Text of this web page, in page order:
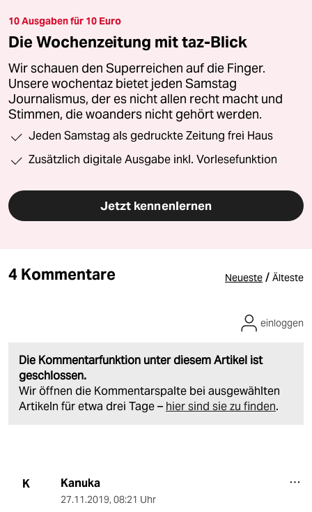
10 Ausgaben für 10 Euro
Die Wochenzeitung mit taz-Blick
Wir schauen den Superreichen auf die Finger.
Unsere wochentaz bietet jeden Samstag
Journalismus, der es nicht allen recht macht und
Stimmen, die woanders nicht gehört werden.
Jeden Samstag als gedruckte Zeitung frei Haus
Zusätzlich digitale Ausgabe inkl. Vorlesefunktion
Jetzt kennenlernen
4 Kommentare Neueste / Älteste
Die Kommentarfunktion unter diesem Artikel ist
geschlossen.
Wir öffnen die Kommentarspalte bei ausgewählten
Artikeln für etwa drei Tage – hier sind sie zu finden.
einloggen
K Kanuka
27.11.2019, 08:21 Uhr